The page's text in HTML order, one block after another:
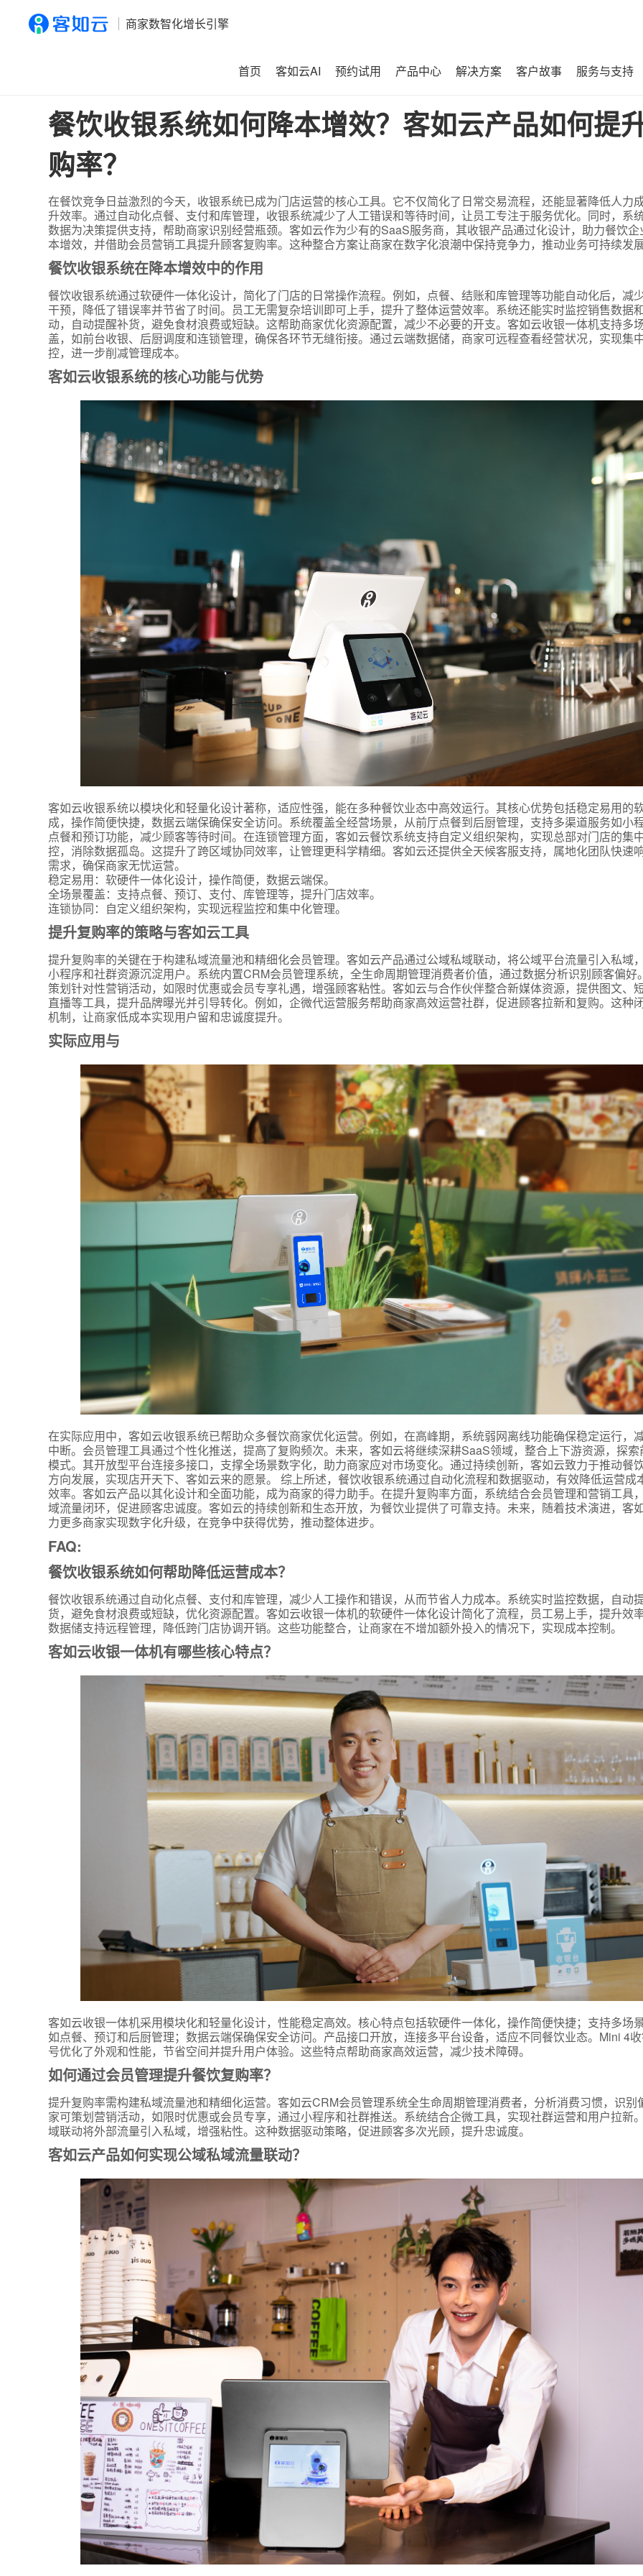
商家数智化增长引擎
首页 客如云AI 预约试用 产品中心 解决方案 客户故事 服务与支持
餐饮收银系统如何降本增效？客如云产品如何提
购率？
在餐饮竞争日益激烈的今天，收银系统已成为门店运营的核心工具。它不仅简化了日常交易流程，还能显著降低人力
升效率。通过自动化点餐、支付和库管理，收银系统减少了人工错误和等待时间，让员工专注于服务优化。同时，系
数据为决策提供支持，帮助商家识别经营瓶颈。客如云作为少有的SaaS服务商，其收银产品通过化设计，助力餐饮
本增效，并借助会员营销工具提升顾客复购率。这种整合方案让商家在数字化浪潮中保持竞争力，推动业务可持续发
餐饮收银系统在降本增效中的作用
餐饮收银系统通过软硬件一体化设计，简化了门店的日常操作流程。例如，点餐、结账和库管理等功能自动化后，减
干预，降低了错误率并节省了时间。员工无需复杂培训即可上手，提升了整体运营效率。系统还能实时监控销售数据
动，自动提醒补货，避免食材浪费或短缺。这帮助商家优化资源配置，减少不必要的开支。客如云收银一体机支持多
盖，如前台收银、后厨调度和连锁管理，确保各环节无缝衔接。通过云端数据储，商家可远程查看经营状况，实现集
控，进一步削减管理成本。
客如云收银系统的核心功能与优势
客如云收银系统以模块化和轻量化设计著称，适应性强，能在多种餐饮业态中高效运行。其核心优势包括稳定易用的
成，操作简便快捷，数据云端保确保安全访问。系统覆盖全经营场景，从前厅点餐到后厨管理，支持多渠道服务如小
点餐和预订功能，减少顾客等待时间。在连锁管理方面，客如云餐饮系统支持自定义组织架构，实现总部对门店的集
控，消除数据孤岛。这提升了跨区域协同效率，让管理更科学精细。客如云还提供全天候客服支持，属地化团队快速
需求，确保商家无忧运营。
稳定易用：软硬件一体化设计，操作简便，数据云端保。
全场景覆盖：支持点餐、预订、支付、库管理等，提升门店效率。
连锁协同：自定义组织架构，实现远程监控和集中化管理。
提升复购率的策略与客如云工具
提升复购率的关键在于构建私域流量池和精细化会员管理。客如云产品通过公域私域联动，将公域平台流量引入私域
小程序和社群资源沉淀用户。系统内置CRM会员管理系统，全生命周期管理消费者价值，通过数据分析识别顾客偏好
策划针对性营销活动，如限时优惠或会员专享礼遇，增强顾客粘性。客如云与合作伙伴整合新媒体资源，提供图文、
直播等工具，提升品牌曝光并引导转化。例如，企微代运营服务帮助商家高效运营社群，促进顾客拉新和复购。这种
机制，让商家低成本实现用户留和忠诚度提升。
实际应用与
在实际应用中，客如云收银系统已帮助众多餐饮商家优化运营。例如，在高峰期，系统弱网离线功能确保稳定运行，
中断。会员管理工具通过个性化推送，提高了复购频次。未来，客如云将继续深耕SaaS领域，整合上下游资源，探
模式。其开放型平台连接多接口，支撑全场景数字化，助力商家应对市场变化。通过持续创新，客如云致力于推动餐
方向发展，实现店开天下、客如云来的愿景。 综上所述，餐饮收银系统通过自动化流程和数据驱动，有效降低运营成
效率。客如云产品以其化设计和全面功能，成为商家的得力助手。在提升复购率方面，系统结合会员管理和营销工具
域流量闭环，促进顾客忠诚度。客如云的持续创新和生态开放，为餐饮业提供了可靠支持。未来，随着技术演进，客
力更多商家实现数字化升级，在竞争中获得优势，推动整体进步。
FAQ:
餐饮收银系统如何帮助降低运营成本？
餐饮收银系统通过自动化点餐、支付和库管理，减少人工操作和错误，从而节省人力成本。系统实时监控数据，自动
货，避免食材浪费或短缺，优化资源配置。客如云收银一体机的软硬件一体化设计简化了流程，员工易上手，提升效
数据储支持远程管理，降低跨门店协调开销。这些功能整合，让商家在不增加额外投入的情况下，实现成本控制。
客如云收银一体机有哪些核心特点？
客如云收银一体机采用模块化和轻量化设计，性能稳定高效。核心特点包括软硬件一体化，操作简便快捷；支持多场
如点餐、预订和后厨管理；数据云端保确保安全访问。产品接口开放，连接多平台设备，适应不同餐饮业态。Mini 4
号优化了外观和性能，节省空间并提升用户体验。这些特点帮助商家高效运营，减少技术障碍。
如何通过会员管理提升餐饮复购率？
提升复购率需构建私域流量池和精细化运营。客如云CRM会员管理系统全生命周期管理消费者，分析消费习惯，识别
家可策划营销活动，如限时优惠或会员专享，通过小程序和社群推送。系统结合企微工具，实现社群运营和用户拉新
域联动将外部流量引入私域，增强粘性。这种数据驱动策略，促进顾客多次光顾，提升忠诚度。
客如云产品如何实现公域私域流量联动？
*联系方式
+86
*所属业态
附加留言
预约试用
我是老客户，了解最新优惠